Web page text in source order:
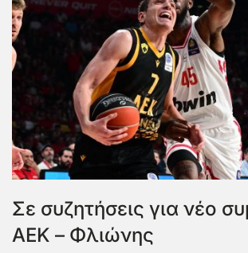
Σε συζητήσεις για νέο
ΑΕΚ – Φλιώνης